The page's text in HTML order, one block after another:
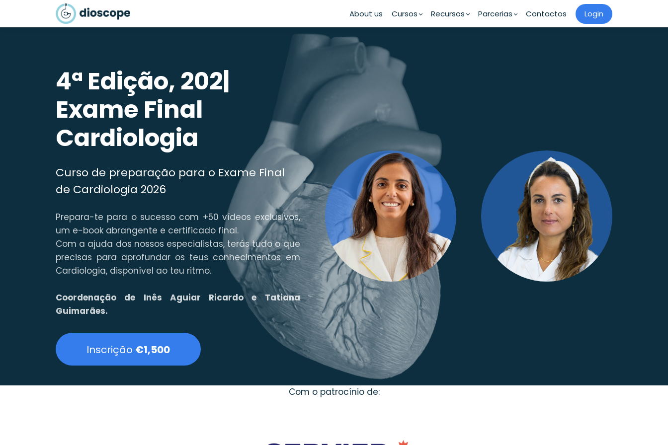
About us Cursos Recursos Parcerias Contactos Login
4ª Edição, 2|
Exame Final
Cardiologia
Curso de preparação para o Exame Final
de Cardiologia 2026
Prepara-te para o sucesso com +50 vídeos exclusivos,
um e-book abrangente e certificado final.
Com a ajuda dos nossos especialistas, terás tudo o que
precisas para aprofundar os teus conhecimentos em
Cardiologia, disponível ao teu ritmo.
Coordenação de Inês Aguiar Ricardo e Tatiana
Guimarães.
Inscrição €1,500
Com o patrocínio de: